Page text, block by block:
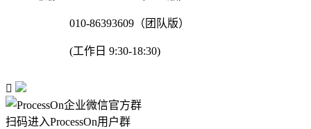
010-86393609（团队版）
(工作日 9:30-18:30)

扫码进入ProcessOn用户群